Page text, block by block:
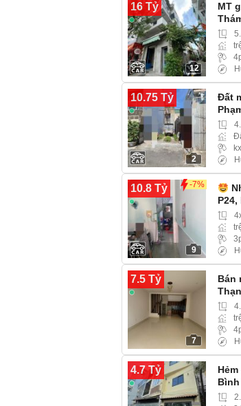
16 Tỷ
12
MT
10.75 Tỷ
2
Đất
10.8 Tỷ -7%
9
7.5 Tỷ
7
Bán
4.7 Tỷ